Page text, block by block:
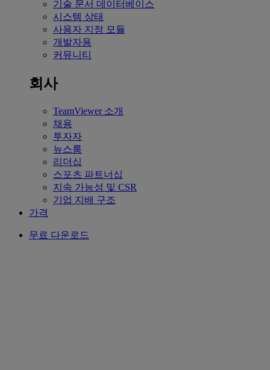
기술 문서 데이터베이스
시스템 상태
사용자 지정 모듈
개발자용
커뮤니티
회사
TeamViewer 소개
채용
투자자
뉴스룸
리더십
스포츠 파트너십
지속 가능성 및 CSR
기업 지배 구조
가격
무료 다운로드